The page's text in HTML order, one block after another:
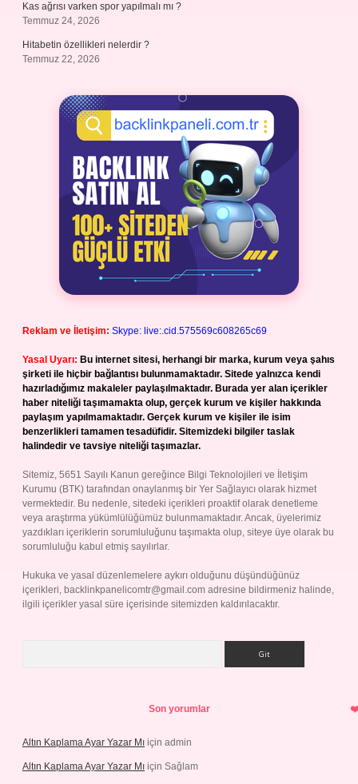
Kas ağrısı varken spor yapılmalı mı ?
Temmuz 24, 2026
Hitabetin özellikleri nelerdir ?
Temmuz 22, 2026
Reklam ve İletişim: Skype: live:.cid.575569c608265c69
Yasal Uyarı: Bu internet sitesi, herhangi bir marka, kurum veya şahıs
şirketi ile hiçbir bağlantısı bulunmamaktadır. Sitede yalnızca kendi
hazırladığımız makaleler paylaşılmaktadır. Burada yer alan içerikler
haber niteliği taşımamakta olup, gerçek kurum ve kişiler hakkında
paylaşım yapılmamaktadır. Gerçek kurum ve kişiler ile isim
benzerlikleri tamamen tesadüfidir. Sitemizdeki bilgiler taslak
halindedir ve tavsiye niteliği taşımazlar.
Sitemiz, 5651 Sayılı Kanun gereğince Bilgi Teknolojileri ve İletişim
Kurumu (BTK) tarafından onaylanmış bir Yer Sağlayıcı olarak hizmet
vermektedir. Bu nedenle, sitedeki içerikleri proaktif olarak denetleme
veya araştırma yükümlülüğümüz bulunmamaktadır. Ancak, üyelerimiz
yazdıkları içeriklerin sorumluluğunu taşımakta olup, siteye üye olarak bu
sorumluluğu kabul etmiş sayılırlar.
Hukuka ve yasal düzenlemelere aykırı olduğunu düşündüğünüz
içerikleri, backlinkpanelicomtr@gmail.com adresine bildirmeniz halinde,
ilgili içerikler yasal süre içerisinde sitemizden kaldırılacaktır.
Son yorumlar
Altın Kaplama Ayar Yazar Mı için admin
Altın Kaplama Ayar Yazar Mı için Sağlam